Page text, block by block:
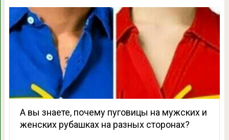
А вы знаете, почему пуговицы на мужских и
женских рубашках на разных сторонах?